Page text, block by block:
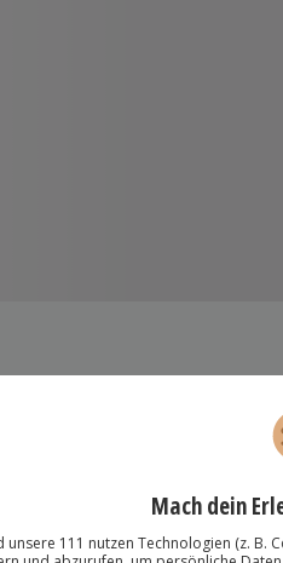
unter fachkundiger Anleitung
Cocktails zubereitest